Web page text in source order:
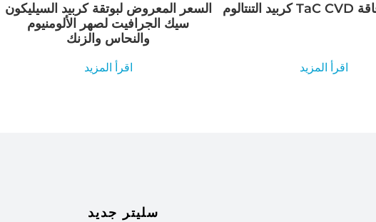
السعر المعروض لبوتقة كربيد السيليكون
سيك الجرافيت لصهر الألومنيوم
والنحاس والزنك
اقرأ المزيد اقرأ المزيد
سليتر جديد